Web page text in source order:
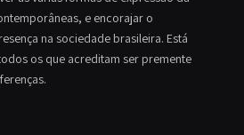
e encorajar o
na sociedade brasileira. Está
os que acreditam ser premente